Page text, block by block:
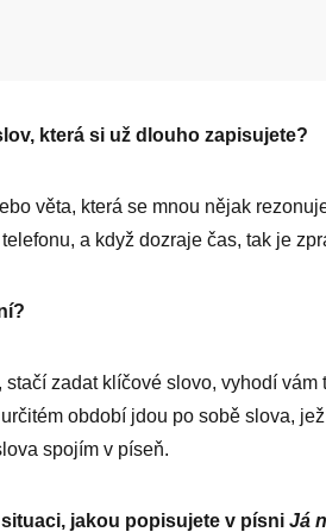
která si už dlouho za­pisujete?
věta, která se mnou nějak
a když dozraje čas, tak je
zadat klíčové slovo, vyhodí vám
období jdou po sobě slova,
spojím v ­píseň.
jakou popisujete v písni Já